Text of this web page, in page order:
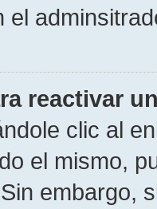
el
reactivar
clic al
el mismo,
embargo,